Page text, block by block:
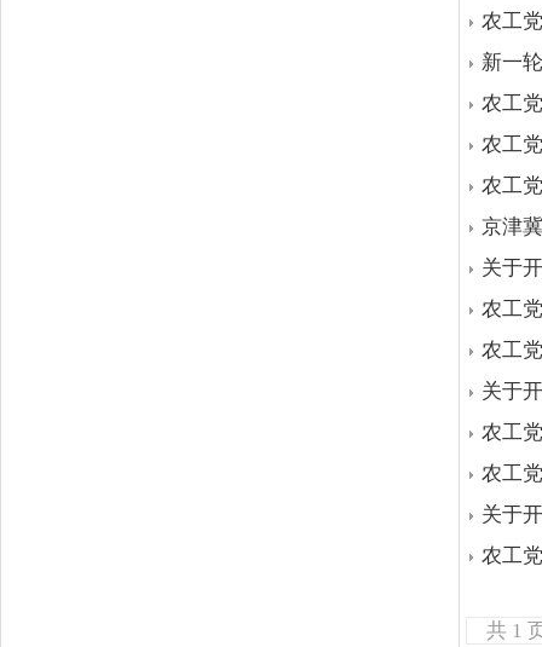
农工
新一
农工
农工
农工
京津
关于
农工
农工
关于
农工
农工
关于
农工
共 1